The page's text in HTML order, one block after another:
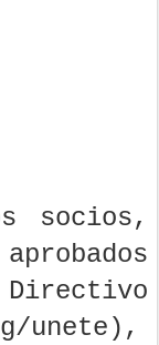
socios,
unete),